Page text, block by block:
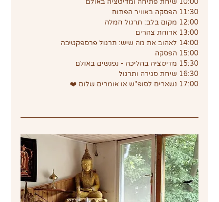
11:30 הפסקה באוויר הפתוח
12:00 מקום בלב: תרגול חמלה
13:00 ארוחת צהרים
14:00 לאהוב את מה שיש: תרגול פרספקטיבה
15:00 הפסקה
15:30 מדיטציה בהליכה - נפגשים באולם
16:30 שיחת סגירה ותרגול
17:00 נשארים לסופ"ש או אומרים שלום ❤️